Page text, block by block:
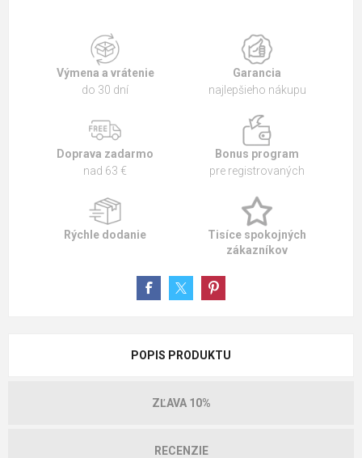
Výmena a vrátenie
do 30 dní
Garancia
najlepšieho nákupu
Doprava zadarmo
nad 63 €
Bonus program
pre registrovaných
Rýchle dodanie
Tisíce spokojných
zákazníkov
POPIS PRODUKTU
ZĽAVA 10%
RECENZIE